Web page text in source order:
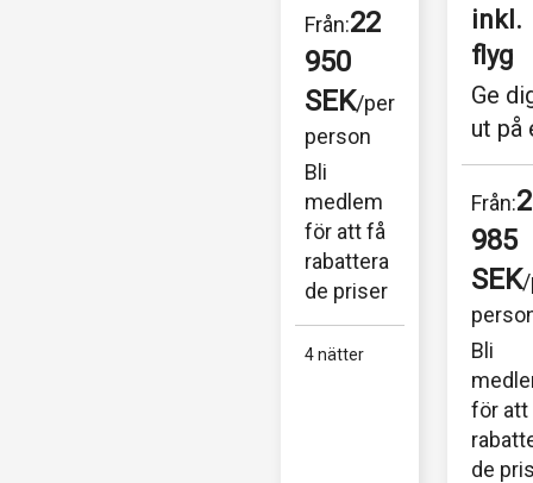
foten på
sand
som
viskar
legende
r, där
historia
och
kultur...
Från:22
950
SEK/per
person
Bli
medlem
för att få
rabattera
de priser
4 nätter
inkl.
flyg
Ge
ut på
resa
onens
vagga
med
8
tsfärd
av...
Från:
985
SEK/
Bli
för att
de